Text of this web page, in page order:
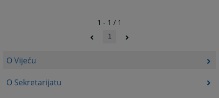
O Vijeću
O Sekretarijatu
1 - 1 / 1
1